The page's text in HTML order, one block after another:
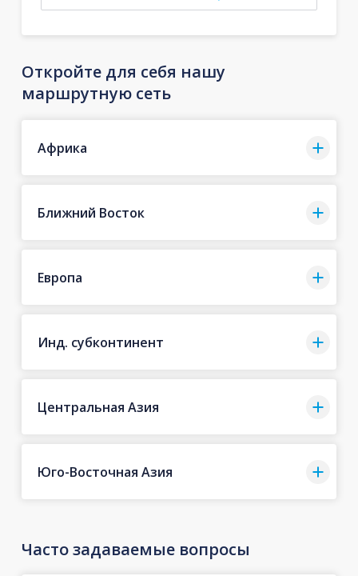
Откройте для себя нашу
маршрутную сеть
Африка
Ближний Восток
Европа
Инд. субконтинент
Центральная Азия
Юго-Восточная Азия
Часто задаваемые вопросы